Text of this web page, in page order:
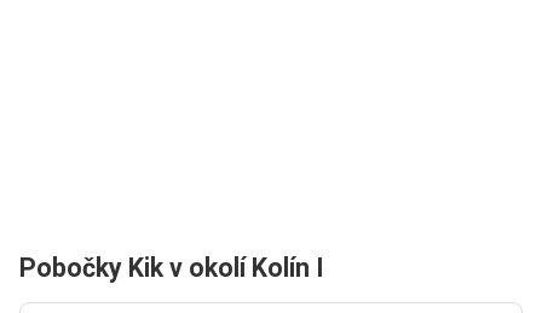
Pobočky Kik v okolí Kolín I